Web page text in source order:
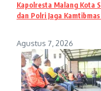
Kapolresta Malang Kota
dan Polri Jaga
Agustus 7, 2026